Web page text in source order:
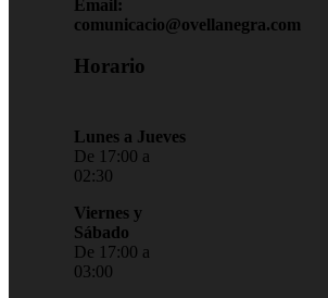
Email:
comunicacio@ovellanegra.com
Horario
Lunes a Jueves
De 17:00 a
02:30
Viernes y
Sábado
De 17:00 a
03:00